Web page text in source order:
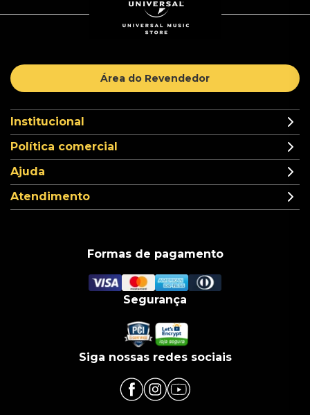
Área do Revendedor
Institucional
Política comercial
Ajuda
Atendimento
Formas de pagamento
Segurança
Siga nossas redes sociais